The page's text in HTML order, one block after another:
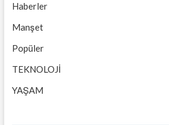
Haberler
Manşet
Popüler
TEKNOLOJİ
YAŞAM